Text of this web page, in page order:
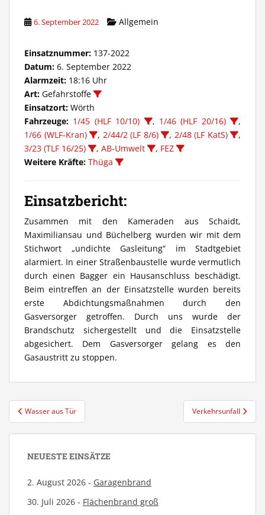
6. September 2022 Allgemein
Einsatznummer: 137-2022
Datum: 6. September 2022
Alarmzeit: 18:16 Uhr
Art: Gefahrstoffe
Einsatzort: Wörth
Fahrzeuge: 1/45 (HLF 10/10) , 1/46 (HLF 20/16)
,
1/66 (WLF-Kran)
, 2/44/2 (LF 8/6) , 2/48 (LF KatS)
,
3/23 (TLF 16/25)
, AB-Umwelt , FEZ
Weitere Kräfte: Thüga
Einsatzbericht:
Zusammen mit den Kameraden aus Schaidt,
Maximiliansau und Büchelberg wurden wir mit dem
Stichwort „undichte Gasleitung“ im Stadtgebiet
alarmiert. In einer Straßenbaustelle wurde vermutlich
durch einen Bagger ein Hausanschluss beschädigt.
Beim eintreffen an der Einsatzstelle wurden bereits
erste Abdichtungsmaßnahmen durch den
Gasversorger getroffen. Durch uns wurde der
Brandschutz sichergestellt und die Einsatzstelle
abgesichert. Dem Gasversorger gelang es den
Gasaustritt zu stoppen.
Beitragsnavigation
Wasser aus Tür Verkehrsunfall
NEUESTE EINSÄTZE
2. August 2026 - Garagenbrand
30. Juli 2026 - Flächenbrand groß